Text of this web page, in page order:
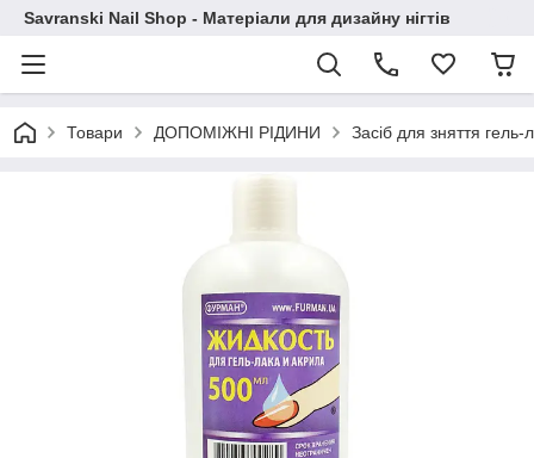
Savranski Nail Shop - Матеріали для дизайну нігтів
Товари ДОПОМІЖНІ РІДИНИ Засіб для зняття гель-